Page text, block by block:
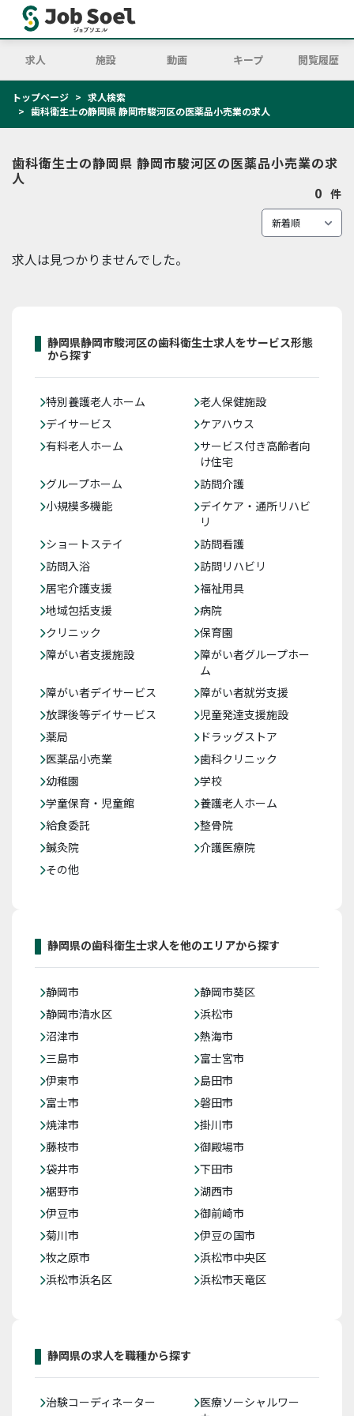
求人 施設 動画 キープ 閲覧履歴
トップページ
求人検索
歯科衛生士の静岡県 静岡市駿河区の医薬品小売業の求人
歯科衛生士の静岡県 静岡市駿河区の医薬品小売業の求
人
0 件
求人は見つかりませんでした。
静岡県静岡市駿河区の歯科衛生士求人をサービス形態
から探す
特別養護老人ホーム
老人保健施設
デイサービス
ケアハウス
有料老人ホーム
サービス付き高齢者向
け住宅
グループホーム
訪問介護
小規模多機能
デイケア・通所リハビ
リ
ショートステイ
訪問看護
訪問入浴
訪問リハビリ
居宅介護支援
福祉用具
地域包括支援
病院
クリニック
保育園
障がい者支援施設
障がい者グループホー
ム
障がい者デイサービス
障がい者就労支援
放課後等デイサービス
児童発達支援施設
薬局
ドラッグストア
医薬品小売業
歯科クリニック
幼稚園
学校
学童保育・児童館
養護老人ホーム
給食委託
整骨院
鍼灸院
介護医療院
その他
静岡県の歯科衛生士求人を他のエリアから探す
静岡市
静岡市葵区
静岡市清水区
浜松市
沼津市
熱海市
三島市
富士宮市
伊東市
島田市
富士市
磐田市
焼津市
掛川市
藤枝市
御殿場市
袋井市
下田市
裾野市
湖西市
伊豆市
御前崎市
菊川市
伊豆の国市
牧之原市
浜松市中央区
浜松市浜名区
浜松市天竜区
静岡県の求人を職種から探す
治験コーディネーター
医療ソーシャルワー